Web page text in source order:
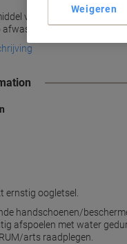
van Greenspeed, maakt
afwasmiddel bevat geen
ernstig oogletsel.
handschoenen/
afspoelen met water
arts raadplegen.
Weigeren